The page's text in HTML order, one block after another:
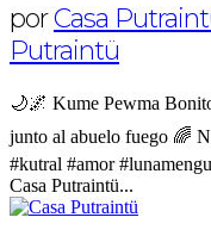
porCasa
Putraintü
🌙🌌 Kume Pewma
junto al abuelo fuego 🌈
#kutral #amor
Casa Putraintü...